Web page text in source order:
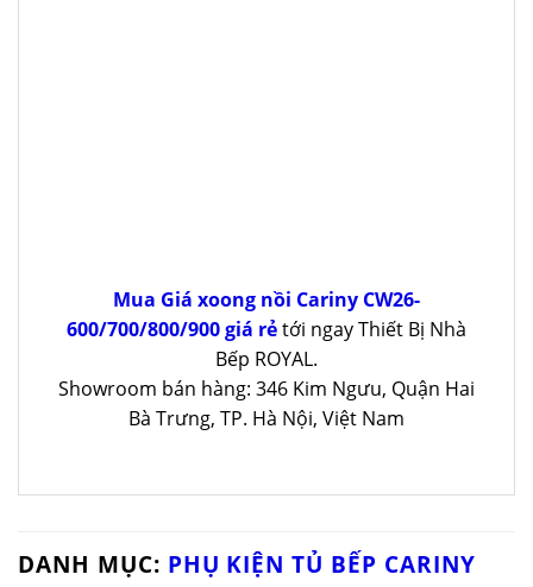
Mua Giá xoong nồi Cariny CW26-
600/700/800/900 giá rẻtới ngay Thiết Bị Nhà
Bếp ROYAL.
Showroom bán hàng: 346 Kim Ngưu, Quận Hai
Bà Trưng, TP. Hà Nội, Việt Nam
DANH MỤC: PHỤ KIỆN TỦ BẾP CARINY